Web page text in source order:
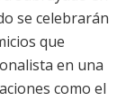
se celebrarán
que
en una
como el